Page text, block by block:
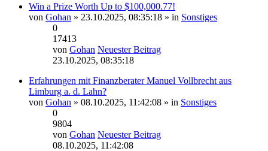
Win a Prize Worth Up to $100,000.77!
von Gohan » 23.10.2025, 08:35:18 » in Sonstiges
0
17413
von Gohan Neuester Beitrag
23.10.2025, 08:35:18
Erfahrungen mit Finanzberater Manuel Vollbrecht aus
Limburg a. d. Lahn?
von Gohan » 08.10.2025, 11:42:08 » in Sonstiges
0
9804
von Gohan Neuester Beitrag
08.10.2025, 11:42:08